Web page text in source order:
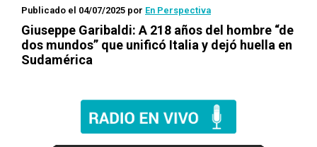
Publicado el 04/07/2025 por En Perspectiva
Giuseppe Garibaldi: A 218 años del hombre “de
dos mundos” que unificó Italia y dejó huella en
Sudamérica